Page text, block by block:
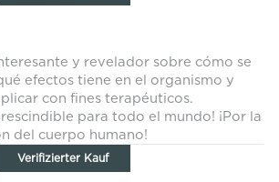
y revelador sobre cómo se
efectos tiene en el organismo y
con fines terapéuticos.
para todo el mundo! ¡Por la
del cuerpo humano!